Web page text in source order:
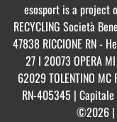
esosport is a project
RECYCLING Società
47838 RICCIONE RN -
27 I 20073 OPERA
62029 TOLENTINO
RN-405345 |
©2026 |